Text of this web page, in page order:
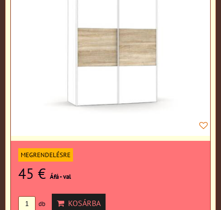
MEGRENDELÉSRE
45 € Áfá - val
db KOSÁRBA